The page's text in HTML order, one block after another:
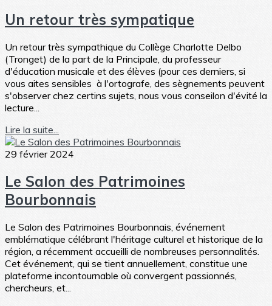
Un retour très sympatique
Un retour très sympathique du Collège Charlotte Delbo
(Tronget) de la part de la Principale, du professeur
d'éducation musicale et des élèves (pour ces derniers, si
vous aites sensibles à l'ortografe, des sègnements peuvent
s'observer chez certins sujets, nous vous conseilon d'évité la
lecture...
Lire la suite...
29 février 2024
Le Salon des Patrimoines
Bourbonnais
Le Salon des Patrimoines Bourbonnais, événement
emblématique célébrant l'héritage culturel et historique de la
région, a récemment accueilli de nombreuses personnalités.
Cet événement, qui se tient annuellement, constitue une
plateforme incontournable où convergent passionnés,
chercheurs, et...